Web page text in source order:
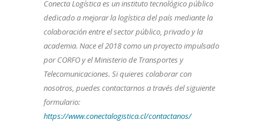
Conecta Logística es un instituto tecnológico público
dedicado a mejorar la logística del país mediante la
colaboración entre el sector público, privado y la
academia. Nace el 2018 como un proyecto impulsado
por CORFO y el Ministerio de Transportes y
Telecomunicaciones. Si quieres colaborar con
nosotros, puedes contactarnos a través del siguiente
formulario:
https://www.conectalogistica.cl/contactanos/